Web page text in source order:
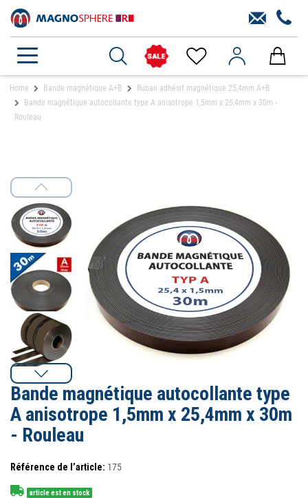
Home Bande magnétique A+B
Ruban adhésif magnétique 25,4mm A+B
Bande magnétique autocollante type A anisotrope 1,5mm x 25,4mm x 30m -
Rouleau
Bande magnétique autocollante type
A anisotrope 1,5mm x 25,4mm x 30m
- Rouleau
Référence de l’article: 175
article est en stock